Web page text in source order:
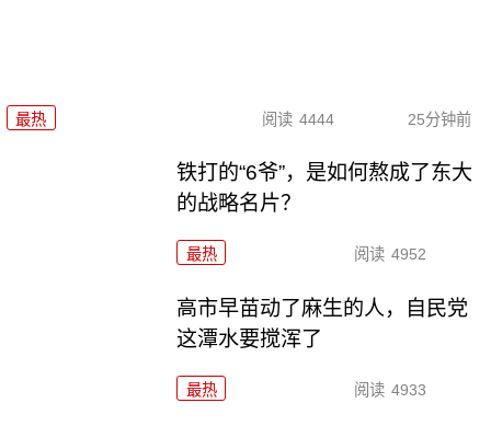
最热 阅读 4444 25分钟前
铁打的“6爷”，是如何熬成了东大
的战略名片？
最热 阅读 4952
高市早苗动了麻生的人，自民党
这潭水要搅浑了
最热 阅读 4933